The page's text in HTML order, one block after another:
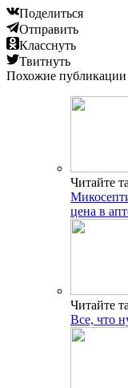
Поделиться
Отправить
Класснуть
Твитнуть
Похожие публикации
Читайте
цена в
Читайте
Все, что